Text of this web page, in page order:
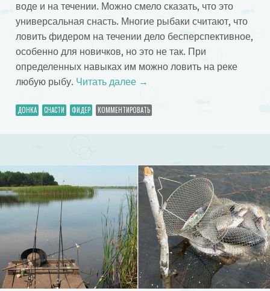
воде и на течении. Можно смело сказать, что это
универсальная снасть. Многие рыбаки считают, что
ловить фидером на течении дело бесперспективное,
особенно для новичков, но это не так. При
определенных навыках им можно ловить на реке
любую рыбу. Читать далее →
ДОНКА СНАСТИ ФИДЕР КОММЕНТИРОВАТЬ